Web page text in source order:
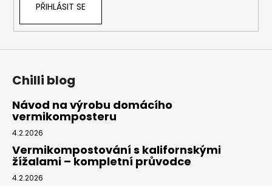
PŘIHLÁSIT SE
Chilli blog
Návod na výrobu domácího
vermikomposteru
4.2.2026
Vermikompostování s kalifornskými
žížalami – kompletní průvodce
4.2.2026